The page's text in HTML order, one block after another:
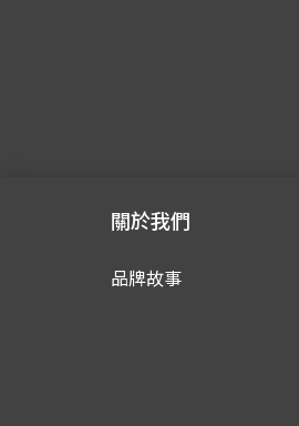
關於我們
品牌故事